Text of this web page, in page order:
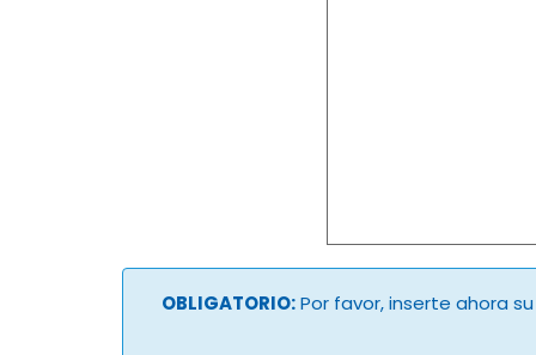
OBLIGATORIO:Por favor, inserte ahora su